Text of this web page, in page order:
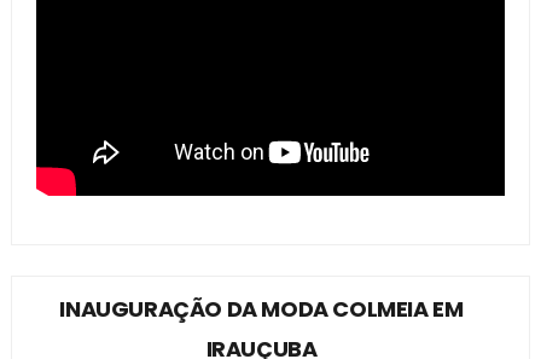
INAUGURAÇÃO DA MODA COLMEIA EM
IRAUÇUBA